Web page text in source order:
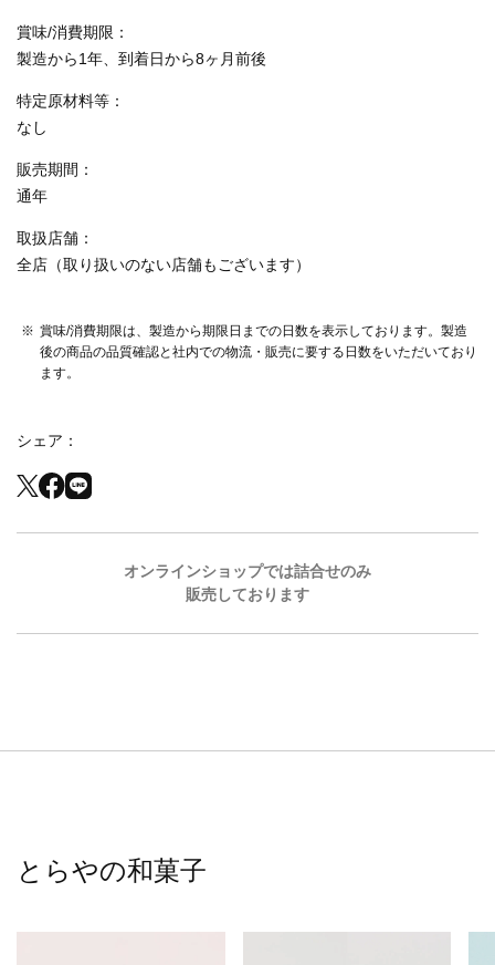
賞味/消費期限
製造から1年、到着日から8ヶ月前後
特定原材料等
なし
販売期間
通年
取扱店舗
全店（取り扱いのない店舗もございます）
賞味/消費期限は、製造から期限日までの日数を表示しております。製造
後の商品の品質確認と社内での物流・販売に要する日数をいただいており
ます。
シェア
オンラインショップでは詰合せのみ
販売しております
とらやの和菓子